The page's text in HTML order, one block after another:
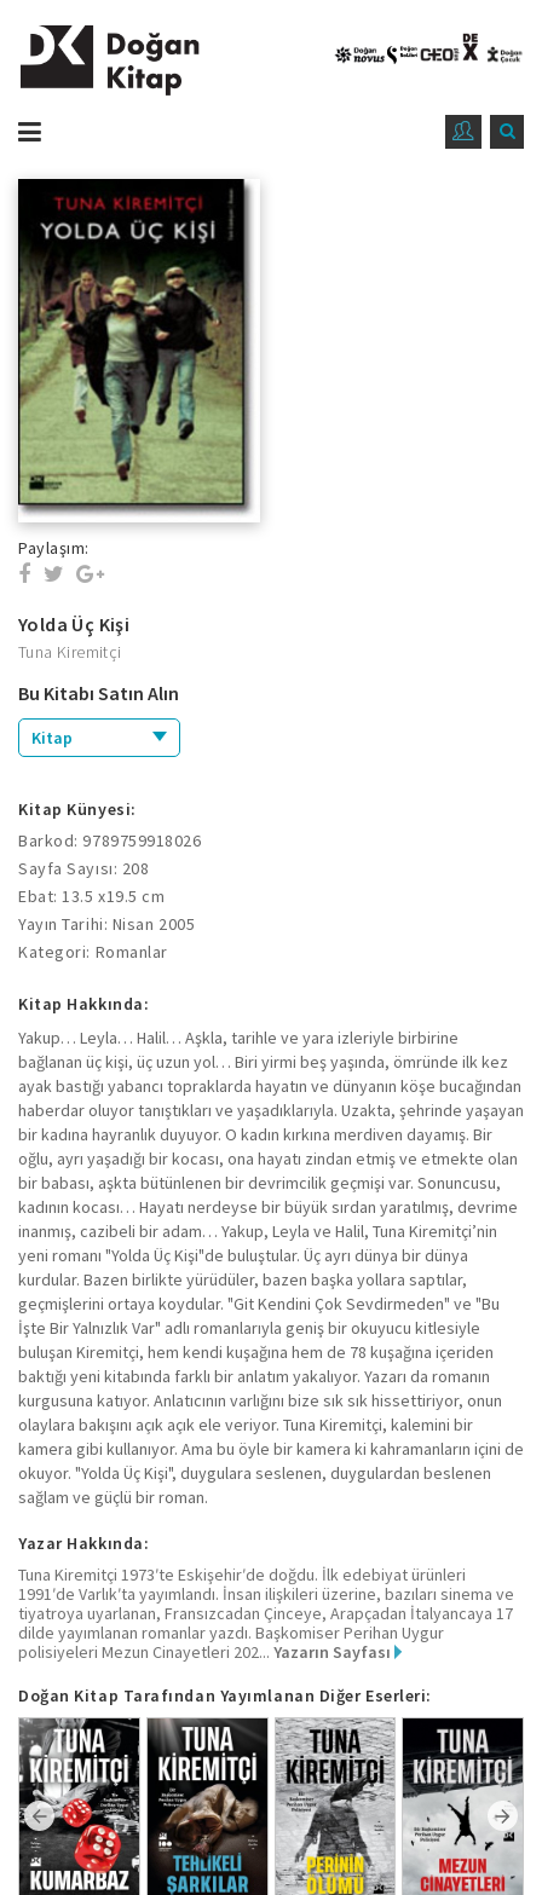
Paylaşım:
Yolda Üç Kişi
Tuna Kiremitçi
Bu Kitabı Satın Alın
Kitap
Kitap Künyesi:
Barkod: 9789759918026
Sayfa Sayısı: 208
Ebat: 13.5 x19.5 cm
Yayın Tarihi: Nisan 2005
Kategori: Romanlar
Kitap Hakkında:
Yakup… Leyla… Halil… Aşkla, tarihle ve yara izleriyle birbirine
bağlanan üç kişi, üç uzun yol… Biri yirmi beş yaşında, ömründe ilk kez
ayak bastığı yabancı topraklarda hayatın ve dünyanın köşe bucağından
haberdar oluyor tanıştıkları ve yaşadıklarıyla. Uzakta, şehrinde yaşayan
bir kadına hayranlık duyuyor. O kadın kırkına merdiven dayamış. Bir
oğlu, ayrı yaşadığı bir kocası, ona hayatı zindan etmiş ve etmekte olan
bir babası, aşkta bütünlenen bir devrimcilik geçmişi var. Sonuncusu,
kadının kocası… Hayatı nerdeyse bir büyük sırdan yaratılmış, devrime
inanmış, cazibeli bir adam… Yakup, Leyla ve Halil, Tuna Kiremitçi’nin
yeni romanı "Yolda Üç Kişi"de buluştular. Üç ayrı dünya bir dünya
kurdular. Bazen birlikte yürüdüler, bazen başka yollara saptılar,
geçmişlerini ortaya koydular. "Git Kendini Çok Sevdirmeden" ve "Bu
İşte Bir Yalnızlık Var" adlı romanlarıyla geniş bir okuyucu kitlesiyle
buluşan Kiremitçi, hem kendi kuşağına hem de 78 kuşağına içeriden
baktığı yeni kitabında farklı bir anlatım yakalıyor. Yazarı da romanın
kurgusuna katıyor. Anlatıcının varlığını bize sık sık hissettiriyor, onun
olaylara bakışını açık açık ele veriyor. Tuna Kiremitçi, kalemini bir
kamera gibi kullanıyor. Ama bu öyle bir kamera ki kahramanların içini de
okuyor. "Yolda Üç Kişi", duygulara seslenen, duygulardan beslenen
sağlam ve güçlü bir roman.
Yazar Hakkında:
Tuna Kiremitçi 1973ʹte Eskişehirʹde doğdu. İlk edebiyat ürünleri
1991ʹde Varlıkʹta yayımlandı. İnsan ilişkileri üzerine, bazıları sinema ve
tiyatroya uyarlanan, Fransızcadan Çinceye, Arapçadan İtalyancaya 17
dilde yayımlanan romanlar yazdı. Başkomiser Perihan Uygur
polisiyeleri Mezun Cinayetleri 202... Yazarın Sayfası
Doğan Kitap Tarafından Yayımlanan Diğer Eserleri: